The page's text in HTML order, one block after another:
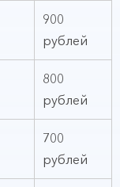
900
рублей
800
рублей
700
рублей